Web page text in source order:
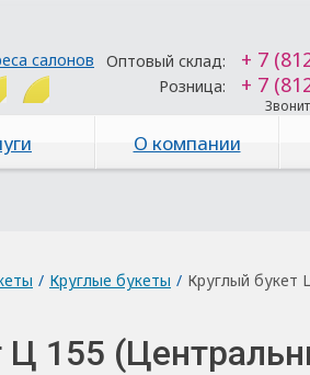
салонов Оптовый склад: + 7
Розница: + 7
О компании
/ Круглые букеты / Круглый букет
Ц 155